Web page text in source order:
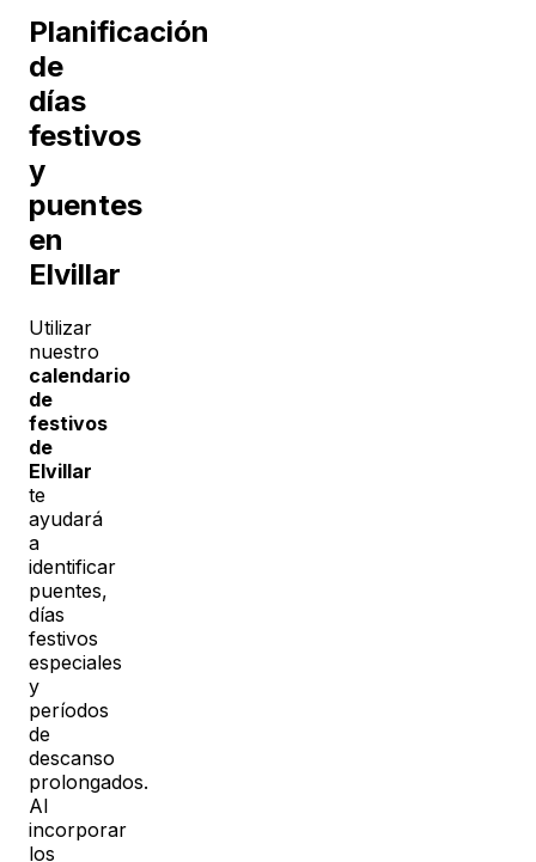
Planificación
de
días
festivos
y
puentes
en
Elvillar
Utilizar
nuestro
calendario
de
festivos
de
Elvillar
te
ayudará
a
identificar
puentes,
días
festivos
especiales
y
períodos
de
descanso
prolongados.
Al
incorporar
los